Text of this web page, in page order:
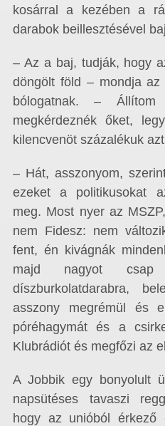
kosárral a kezében a
darabok beillesztésével
– Az a baj, tudják, hogy
döngölt föld – mondja
bólogatnak. –
megkérdeznék őket,
kilencvenöt százalékuk
– Hát, asszonyom,
ezeket a politikusokat
meg. Most nyer az
nem Fidesz: nem
fent, én kivágnák
majd nagyot
díszburkolatdarabra,
asszony megrémül és
póréhagymát és a
Klubrádiót és megfőzi az
A Jobbik egy bonyolult
napsütéses tavaszi
hogy az unióból érkező